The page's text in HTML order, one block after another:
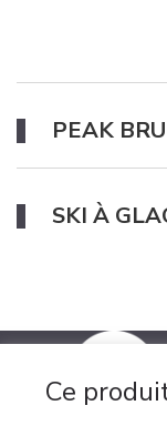
PEAK
SKI À
Ce